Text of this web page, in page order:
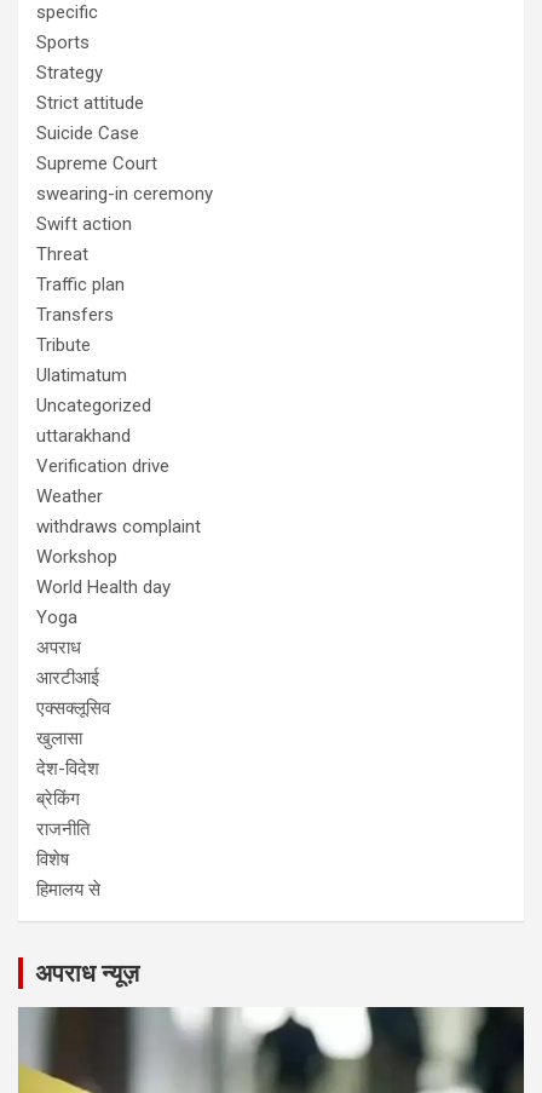
specific
Sports
Strategy
Strict attitude
Suicide Case
Supreme Court
swearing-in ceremony
Swift action
Threat
Traffic plan
Transfers
Tribute
Ulatimatum
Uncategorized
uttarakhand
Verification drive
Weather
withdraws complaint
Workshop
World Health day
Yoga
अपराध
आरटीआई
एक्सक्लूसिव
खुलासा
देश-विदेश
ब्रेकिंग
राजनीति
विशेष
हिमालय से
अपराध न्यूज़